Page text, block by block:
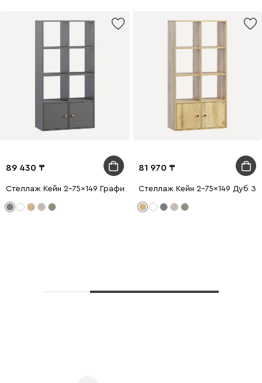
89 430
Стеллаж Кейн 2-75x149 Графитовый
81 970
Стеллаж Кейн 2-75x149 Дуб